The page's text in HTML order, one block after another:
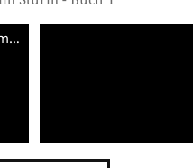
Fackeln im Sturm - Trailer Promo (English)